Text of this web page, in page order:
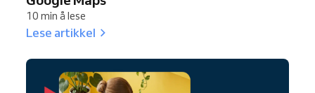
10 min å lese
Lese artikkel